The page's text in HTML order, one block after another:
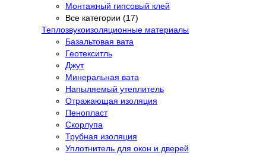
Монтажный гипсовый клей
Все категории (17)
Теплозвукоизоляционные материалы
Базальтовая вата
Геотекситль
Джут
Минеральная вата
Напыляемый утеплитель
Отражающая изоляция
Пенопласт
Скорлупа
Трубная изоляция
Уплотнитель для окон и дверей